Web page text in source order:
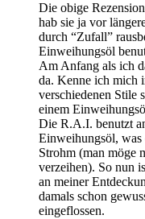
Die obige
hab sie ja vor
durch “Zufall”
Einweihungsöl
Am Anfang als ich
da. Kenne ich mich
verschiedenen Stile
einem
Die R.A.I. benutzt
Einweihungsöl, was
Strohm (man möge
verzeihen). So nun
an meiner
damals schon
eingeflossen.